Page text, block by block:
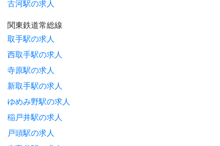
古河駅の求人
関東鉄道常総線
取手駅の求人
西取手駅の求人
寺原駅の求人
新取手駅の求人
ゆめみ野駅の求人
稲戸井駅の求人
戸頭駅の求人